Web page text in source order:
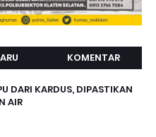
KOMENTAR
DARI KARDUS, DIPASTIKAN
AIR